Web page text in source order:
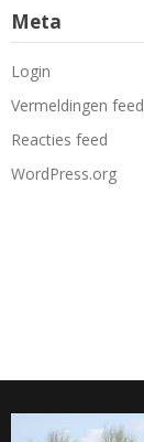
Meta
Login
Vermeldingen feed
Reacties feed
WordPress.org